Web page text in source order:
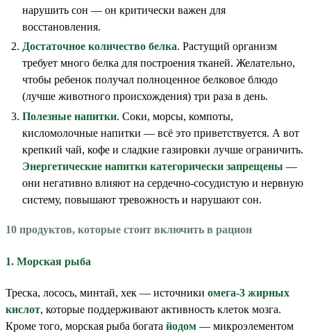
нарушить сон — он критически важен для
восстановления.
Достаточное количество белка. Растущий организм
требует много белка для построения тканей. Желательно,
чтобы ребенок получал полноценное белковое блюдо
(лучше животного происхождения) три раза в день.
Полезные напитки. Соки, морсы, компоты,
кисломолочные напитки — всё это приветствуется. А вот
крепкий чай, кофе и сладкие газировки лучше ограничить.
Энергетические напитки категорически запрещены —
они негативно влияют на сердечно-сосудистую и нервную
систему, повышают тревожность и нарушают сон.
10 продуктов, которые стоит включить в рацион
1. Морская рыба
Треска, лосось, минтай, хек — источники омега-3 жирных
кислот, которые поддерживают активность клеток мозга.
Кроме того, морская рыба богата йодом — микроэлементом